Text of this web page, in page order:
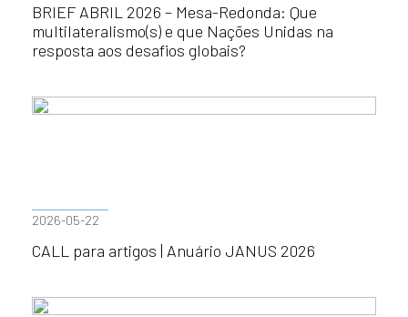
BRIEF ABRIL 2026 – Mesa-Redonda: Que
multilateralismo(s) e que Nações Unidas na
resposta aos desafios globais?
2026-05-22
CALL para artigos | Anuário JANUS 2026